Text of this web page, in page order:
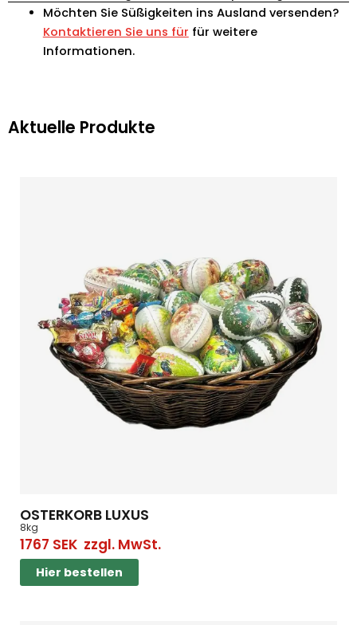
Möchten Sie Süßigkeiten ins Ausland versenden?
Kontaktieren Sie uns für für weitere
Informationen.
Aktuelle Produkte
OSTERKORB LUXUS
8kg
1767 SEKzzgl. MwSt.
Hier bestellen